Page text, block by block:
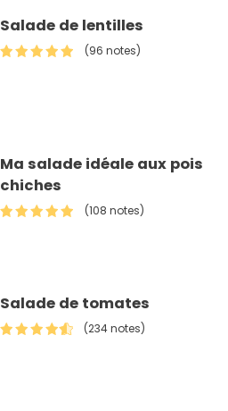
Salade de lentilles
(96 notes)
Ma salade idéale aux pois
chiches
(108 notes)
Salade de tomates
(234 notes)